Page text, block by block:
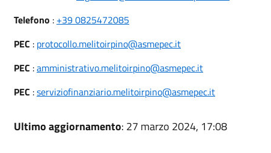
Telefono : +39 0825472085
PEC : protocollo.melitoirpino@asmepec.it
PEC :amministrativo.melitoirpino@asmepec.it
PEC :serviziofinanziario.melitoirpino@asmepec.it
Ultimo aggiornamento: 27 marzo 2024, 17:08